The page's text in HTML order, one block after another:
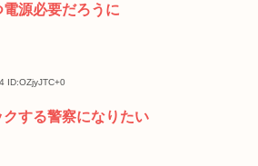
源必要だろうに
ID:OZjyJTC+0
する警察になりたい